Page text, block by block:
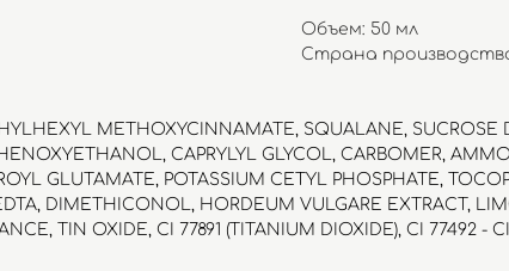
Объем: 50 мл
Страна
METHOXYCINNAMATE, SQUALANE,
CAPRYLYL GLYCOL, CARBOMER,
GLUTAMATE, POTASSIUM CETYL PHOSPHATE,
DIMETHICONOL, HORDEUM VULGARE EXTRACT,
TIN OXIDE, CI 77891 (TITANIUM DIOXIDE), CI 77492 -